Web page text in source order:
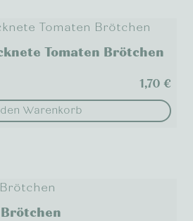
Tomaten Brötchen
1,70€
den Warenkorb